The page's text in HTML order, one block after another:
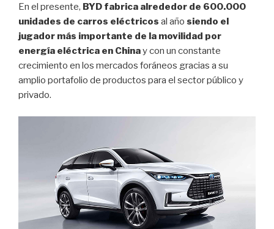
En el presente, BYD fabrica alrededor de 600.000
unidades de carros eléctricos al año siendo el
jugador más importante de la movilidad por
energía eléctrica en Chinay con un constante
crecimiento en los mercados foráneos gracias a su
amplio portafolio de productos para el sector público y
privado.